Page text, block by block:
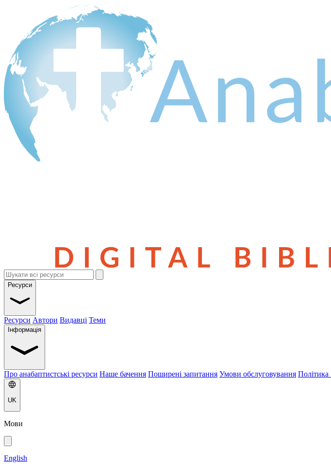
Ресурси
Ресурси Автори Видавці Теми
Інформація
Про анабаптистські ресурси Наше бачення Поширені запитання Умови обслуговування Політика
UK
Мови
English